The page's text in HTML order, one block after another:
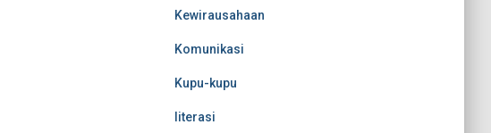
Kewirausahaan
Komunikasi
Kupu-kupu
literasi